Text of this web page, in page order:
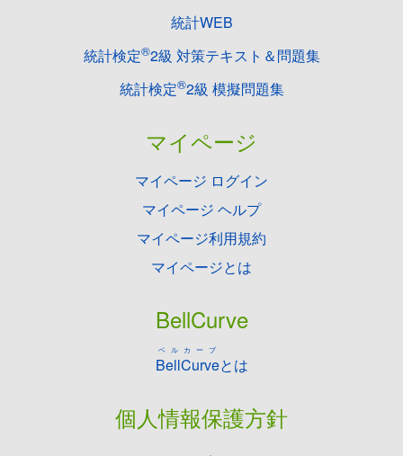
統計WEB
統計検定®2級 対策テキスト＆問題集
統計検定®2級 模擬問題集
マイページ
マイページ ログイン
マイページ ヘルプ
マイページ利用規約
マイページとは
BellCurve
BellCurve
ベルカーブ
とは
個人情報保護方針